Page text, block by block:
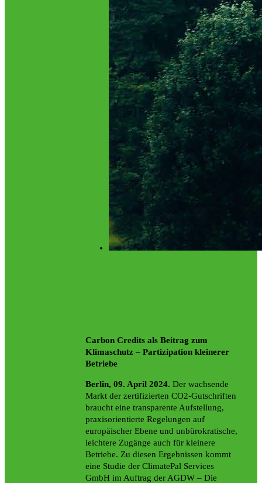
Carbon Credits als Beitrag zum
Klimaschutz – Partizipation kleinerer
Betriebe
Berlin, 09. April 2024. Der wachsende
Markt der zertifizierten CO2-Gutschriften
braucht eine transparente Aufstellung,
praxisorientierte Regelungen auf
europäischer Ebene und unbürokratische,
leichtere Zugänge auch für kleinere
Betriebe. Zu diesen Ergebnissen kommt
eine Studie der ClimatePal Services
GmbH im Auftrag der AGDW – Die